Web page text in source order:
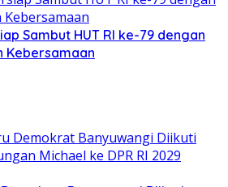
Sambut HUT RI ke-79 dengan
Kebersamaan